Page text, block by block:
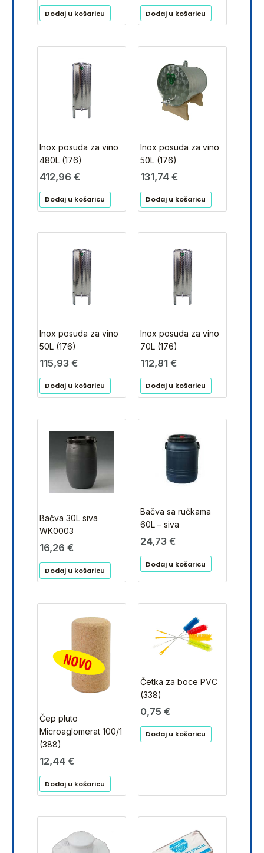
Dodaj u košaricu Dodaj u košaricu
Inox posuda za vino
480L (176)
412,96 €
Dodaj u košaricu
Inox posuda za vino
50L (176)
131,74 €
Dodaj u košaricu
Inox posuda za vino
50L (176)
115,93 €
Dodaj u košaricu
Inox posuda za vino
70L (176)
112,81 €
Dodaj u košaricu
Bačva 30L siva
WK0003
16,26 €
Dodaj u košaricu
Bačva sa ručkama
60L – siva
24,73 €
Dodaj u košaricu
Čep pluto
Microaglomerat 100/1
(388)
12,44 €
Dodaj u košaricu
Četka za boce PVC
(338)
0,75 €
Dodaj u košaricu